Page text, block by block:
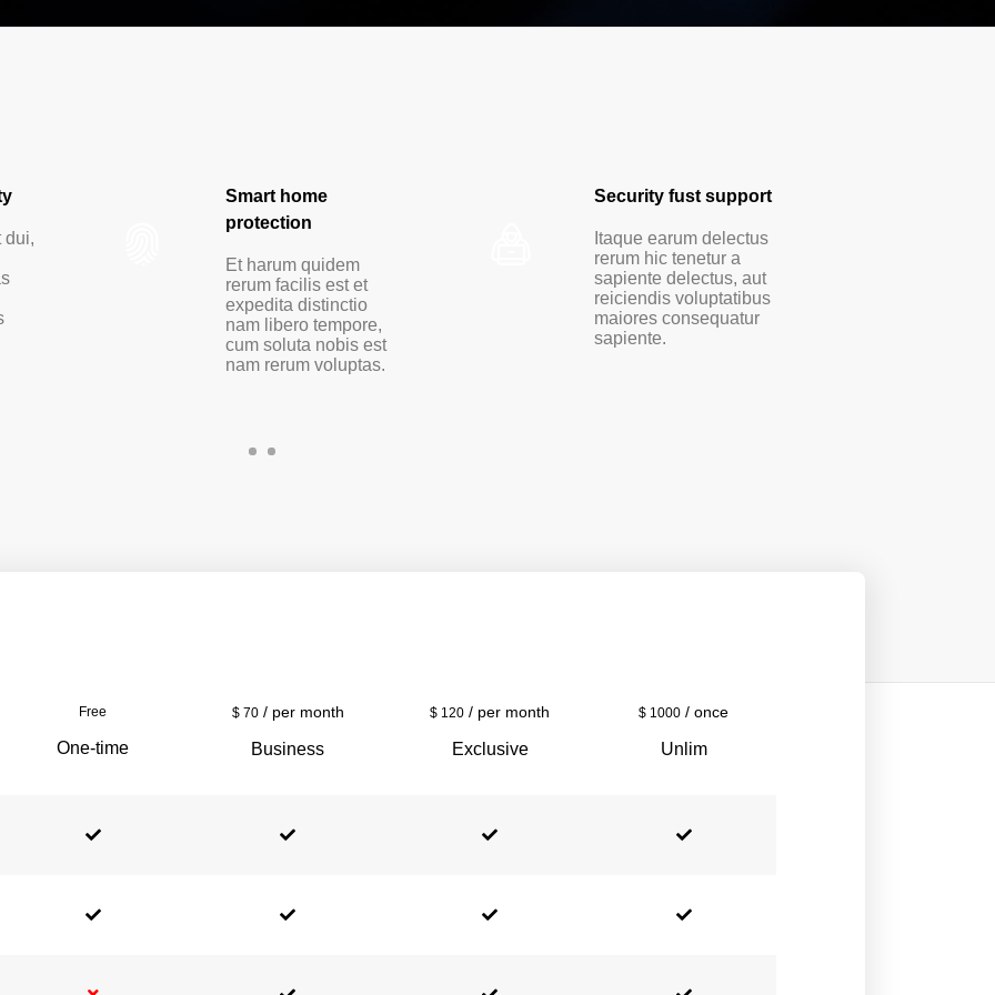
dui,
Smart home
protection
Et harum quidem
rerum facilis est et
expedita distinctio
nam libero tempore,
cum soluta nobis est
nam rerum voluptas.
Security fust support
Itaque earum delectus
rerum hic tenetur a
sapiente delectus, aut
reiciendis voluptatibus
maiores consequatur
sapiente.
Free
One-time
$ 70/ per month
Business
$ 120 / per month
Exclusive
$ 1000 / once
Unlim